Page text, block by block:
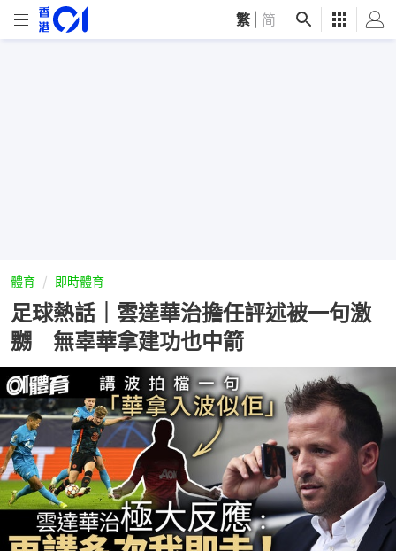
繁 简
體育 即時體育
足球熱話｜雲達華治擔任評述被一句激
嬲 無辜華拿建功也中箭